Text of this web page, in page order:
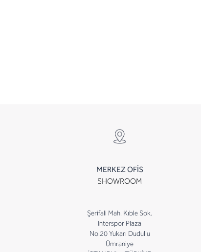
MERKEZ OFİS
SHOWROOM
Şerifali Mah. Kıble Sok.
Interspor Plaza
No.20 Yukarı Dudullu
Ümraniye